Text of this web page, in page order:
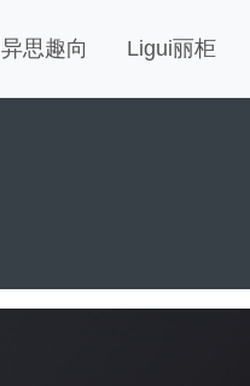
异思趣向 Ligui丽柜